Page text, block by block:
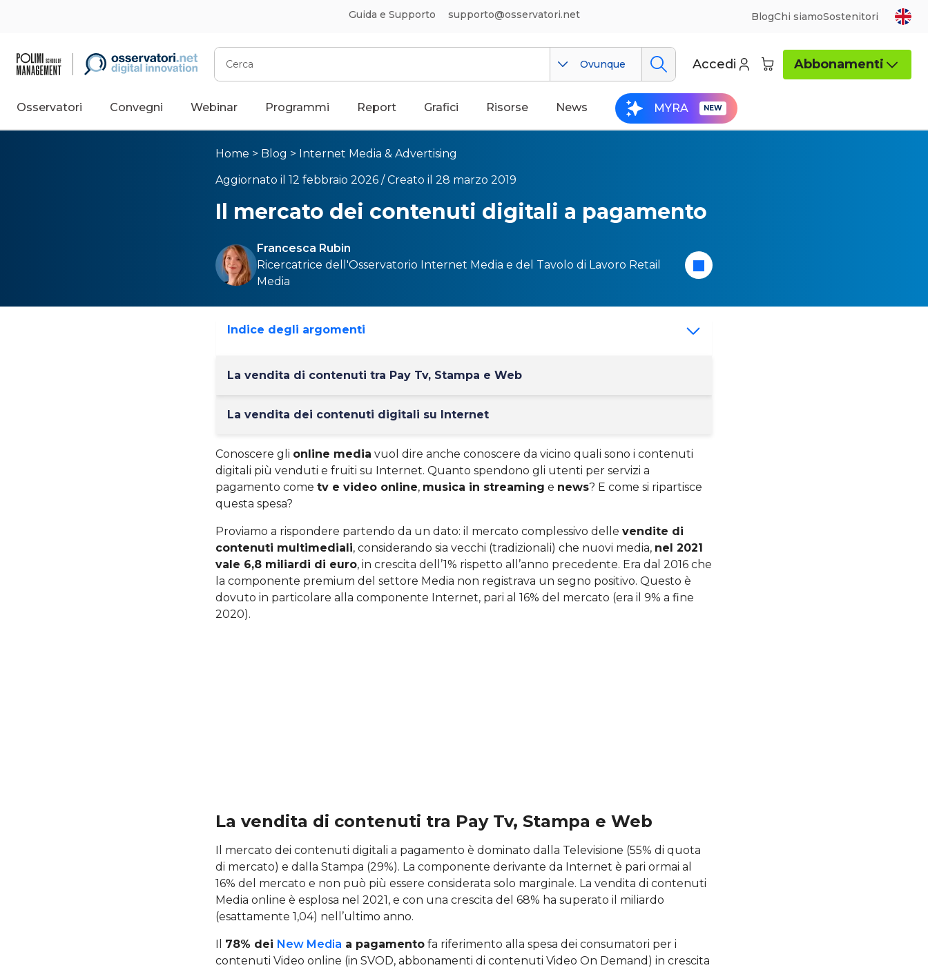
Guida e Supporto supporto@osservatori.net BlogChi siamoSostenitori
Cerca
Ovunque Accedi Abbonamenti
Osservatori Convegni Webinar Programmi Report Grafici Risorse News MYRA
Home > Blog > Internet Media & Advertising
Aggiornato il 12 febbraio 2026 / Creato il 28 marzo 2019
Il mercato dei contenuti digitali a pagamento
Francesca Rubin
Ricercatrice dell'Osservatorio Internet Media e del Tavolo di Lavoro Retail
Media
Indice degli argomenti
La vendita di contenuti tra Pay Tv, Stampa e Web
La vendita dei contenuti digitali su Internet
Conoscere gli online media vuol dire anche conoscere da vicino quali sono i contenuti
digitali più venduti e fruiti su Internet. Quanto spendono gli utenti per servizi a
pagamento come tv e video online, musica in streaming e news? E come si ripartisce
questa spesa?
Proviamo a rispondere partendo da un dato: il mercato complessivo delle vendite di
contenuti multimediali, considerando sia vecchi (tradizionali) che nuovi media, nel 2021
vale 6,8 miliardi di euro, in crescita dell’1% rispetto all’anno precedente. Era dal 2016 che
la componente premium del settore Media non registrava un segno positivo. Questo è
dovuto in particolare alla componente Internet, pari al 16% del mercato (era il 9% a fine
2020).
La vendita di contenuti tra Pay Tv, Stampa e Web
Il mercato dei contenuti digitali a pagamento è dominato dalla Televisione (55% di quota
di mercato) e dalla Stampa (29%). La componente derivante da Internet è pari ormai al
16% del mercato e non può più essere considerata solo marginale. La vendita di contenuti
Media online è esplosa nel 2021, e con una crescita del 68% ha superato il miliardo
(esattamente 1,04) nell’ultimo anno.
Il 78% dei New Media a pagamento fa riferimento alla spesa dei consumatori per i
contenuti Video online (in SVOD, abbonamenti di contenuti Video On Demand) in crescita